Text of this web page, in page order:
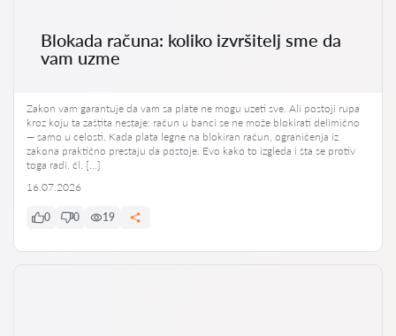
Blokada računa: koliko izvršitelj sme da
vam uzme
Zakon vam garantuje da vam sa plate ne mogu uzeti sve. Ali postoji rupa
kroz koju ta zaštita nestaje: račun u banci se ne može blokirati delimično
— samo u celosti. Kada plata legne na blokiran račun, ograničenja iz
zakona praktično prestaju da postoje. Evo kako to izgleda i šta se protiv
toga radi. čl. […]
16.07.2026
0 0 19